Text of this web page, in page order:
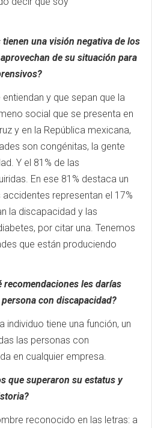
tienen una visión negativa de los
de su situación para
y que sepan que la
social que se presenta en
y en la República mexicana,
son congénitas, la gente
Y el 81% de las
En ese 81% destaca un
representan el 17%
la discapacidad y las
por citar una. Tenemos
que están produciendo
recomendaciones les darías
con discapacidad?
individuo tiene una función, un
las personas con
en cualquier empresa.
que superaron su estatus y
reconocido en las letras: a